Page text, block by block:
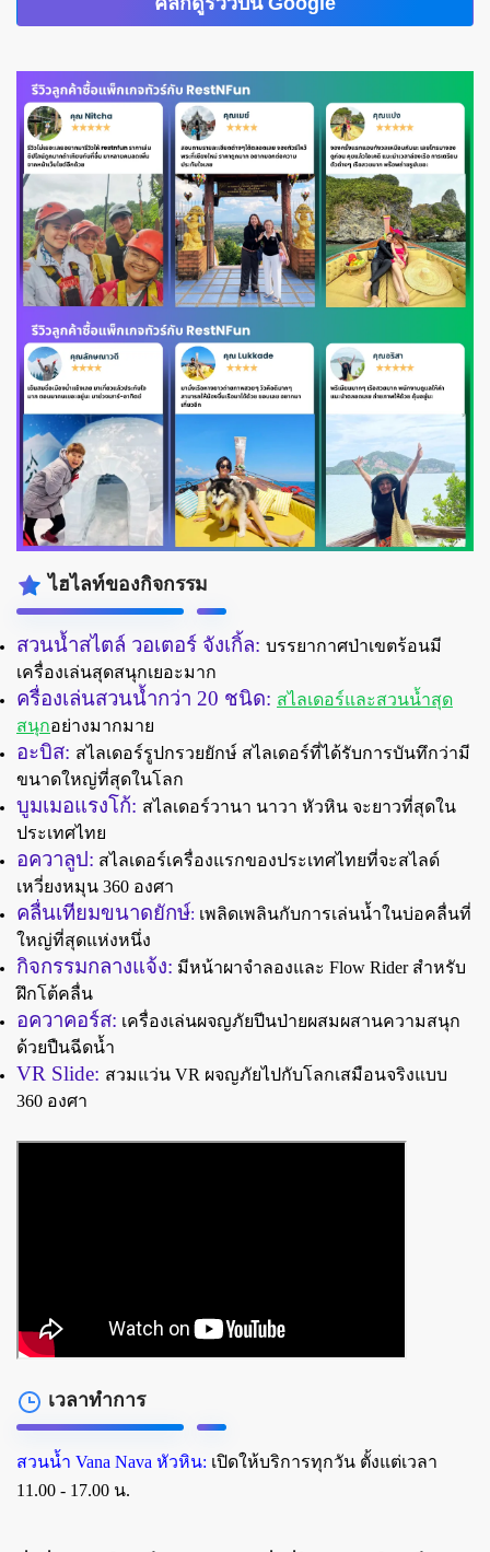
ไฮไลท์ของกิจกรรม
สวนน้ำสไตล์ วอเตอร์ จังเกิ้ล: บรรยากาศป่าเขตร้อนมี
เครื่องเล่นสุดสนุกเยอะมาก
ครื่องเล่นสวนน้ำกว่า 20 ชนิด: สไลเดอร์และสวนน้ำสุด
สนุกอย่างมากมาย
อะบิส: สไลเดอร์รูปกรวยยักษ์ สไลเดอร์ที่ได้รับการบันทึกว่ามี
ขนาดใหญ่ที่สุดในโลก
บูมเมอแรงโก้: สไลเดอร์วานา นาวา หัวหิน จะยาวที่สุดใน
ประเทศไทย
อควาลูป: สไลเดอร์เครื่องแรกของประเทศไทยที่จะสไลด์
เหวี่ยงหมุน 360 องศา
คลื่นเทียมขนาดยักษ์: เพลิดเพลินกับการเล่นน้ำในบ่อคลื่นที่
ใหญ่ที่สุดแห่งหนึ่ง
กิจกรรมกลางแจ้ง: มีหน้าผาจำลองและ Flow Rider สำหรับ
ฝึกโต้คลื่น
อควาคอร์ส: เครื่องเล่นผจญภัยปีนป่ายผสมผสานความสนุก
ด้วยปืนฉีดน้ำ
VR Slide: สวมแว่น VR ผจญภัยไปกับโลกเสมือนจริงแบบ
360 องศา
เวลาทำการ
สวนน้ำ Vana Nava หัวหิน: เปิดให้บริการทุกวัน ตั้งแต่เวลา
11.00 - 17.00 น.